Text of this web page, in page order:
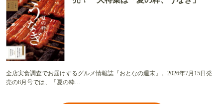
全店実食調査でお届けするグルメ情報誌『おとなの週末』。2026年7月15日発
売の8月号では、「夏の粋…